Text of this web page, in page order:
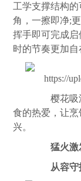
工学支撑结构
角，一擦即净;
挥手即可完成
时的节奏更加自
樱花吸油
食的热爱，让
兴。
猛火激
从容守